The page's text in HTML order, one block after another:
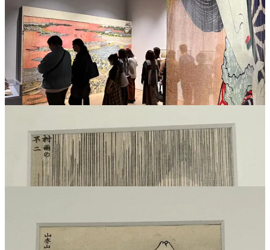
J’ai découvert Hokusai, et par extension les estampes issues du
courant de l’ukiyo-e, il y a fort longtemps. Mais son art était pour
moi encapsulé dans ses innombrables “vues du Mont Fuji”. Des
images qui cadraient d’ingénieuses façons le volcan endormi - et
l’un des symboles du Japon - à travers toutes les saisons. Témoin
majestueux du passage du temps, sa silhouette était une façon
d’ancrer d’innombrables scènes de vie, qu’elles soient humaines,
animales ou simplement picturales.